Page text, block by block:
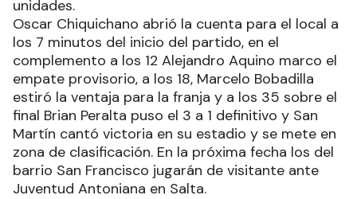
unidades.
Oscar Chiquichano abrió la cuenta para el local a
los 7 minutos del inicio del partido, en el
complemento a los 12 Alejandro Aquino marco el
empate provisorio, a los 18, Marcelo Bobadilla
estiró la ventaja para la franja y a los 35 sobre el
final Brian Peralta puso el 3 a 1 definitivo y San
Martín cantó victoria en su estadio y se mete en
zona de clasificación. En la próxima fecha los del
barrio San Francisco jugarán de visitante ante
Juventud Antoniana en Salta.